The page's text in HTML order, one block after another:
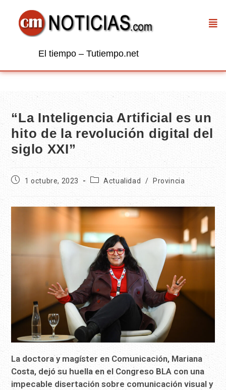
El tiempo – Tutiempo.net
“La Inteligencia Artificial es un
hito de la revolución digital del
siglo XXI”
1 octubre, 2023 Actualidad / Provincia
La doctora y magíster en Comunicación, Mariana
Costa, dejó su huella en el Congreso BLA con una
impecable disertación sobre comunicación visual y